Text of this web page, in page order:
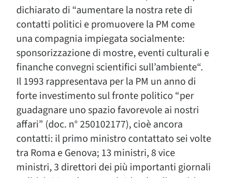
dichiarato di “aumentare la nostra rete di
contatti politici e promuovere la PM come
una compagnia impiegata socialmente:
sponsorizzazione di mostre, eventi culturali e
finanche convegni scientifici sull’ambiente“.
Il 1993 rappresentava per la PM un anno di
forte investimento sul fronte politico “per
guadagnare uno spazio favorevole ai nostri
affari” (doc. n° 250102177), cioè ancora
contatti: il primo ministro contattato sei volte
tra Roma e Genova; 13 ministri, 8 vice
ministri, 3 direttori dei più importanti giornali